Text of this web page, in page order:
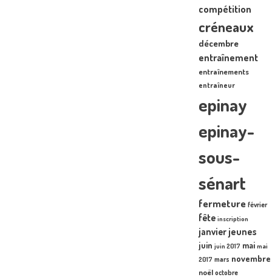
compétition
créneaux
décembre
entraînement
entraînements
entraîneur
epinay
epinay-
sous-
sénart
fermeture février
fête inscription
janvier jeunes
juin juin 2017 mai mai
2017 mars novembre
noël octobre